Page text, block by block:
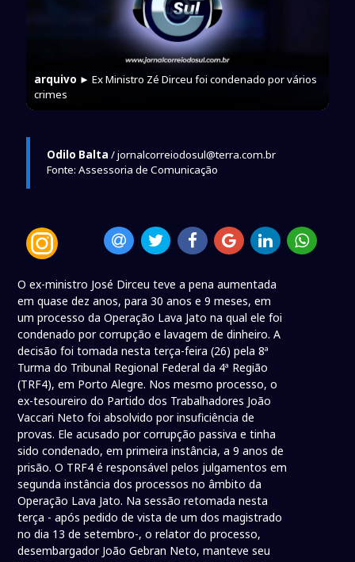
arquivo ► Ex Ministro Zé Dirceu foi condenado por vários
crimes
Odilo Balta / jornalcorreiodosul@terra.com.br
Fonte: Assessoria de Comunicação
O ex-ministro José Dirceu teve a pena aumentada
em quase dez anos, para 30 anos e 9 meses, em
um processo da Operação Lava Jato na qual ele foi
condenado por corrupção e lavagem de dinheiro. A
decisão foi tomada nesta terça-feira (26) pela 8ª
Turma do Tribunal Regional Federal da 4ª Região
(TRF4), em Porto Alegre. Nos mesmo processo, o
ex-tesoureiro do Partido dos Trabalhadores João
Vaccari Neto foi absolvido por insuficiência de
provas. Ele acusado por corrupção passiva e tinha
sido condenado, em primeira instância, a 9 anos de
prisão. O TRF4 é responsável pelos julgamentos em
segunda instância dos processos no âmbito da
Operação Lava Jato. Na sessão retomada nesta
terça - após pedido de vista de um dos magistrado
no dia 13 de setembro-, o relator do processo,
desembargador João Gebran Neto, manteve seu